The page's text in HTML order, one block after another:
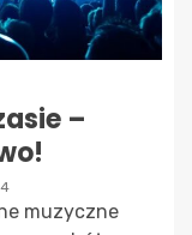
–
muzyczne